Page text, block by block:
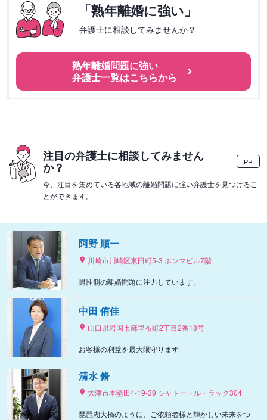
「熟年離婚に強い」
弁護士に相談してみませんか？
熟年離婚問題に強い
弁護士一覧はこちらから
注目の弁護士に相談してみません
か？ PR
今、注目を集めている各地域の離婚問題に強い弁護士を見つけるこ
とができます。
阿野 順一
川崎市川崎区東田町5-3 ホンマビル7階
男性側の離婚問題に注力しています。
中田 侑佳
山口県岩国市麻里布町2丁目2番18号
お客様の利益を最大限守ります
清水 脩
大津市本堅田4-19-39 シャトー・ル・ラック304
琵琶湖大橋のように、ご依頼者様と輝かしい未来をつ